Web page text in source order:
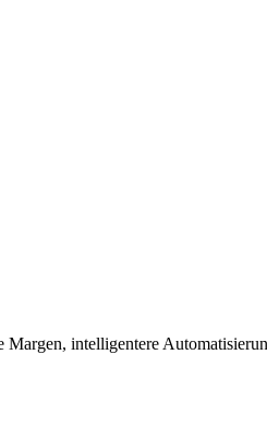
Margen, intelligentere